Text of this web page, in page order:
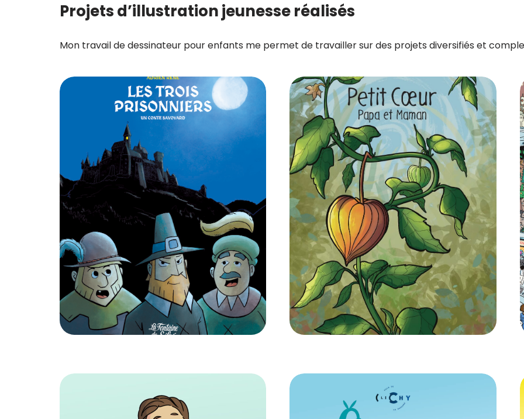
Projets d’illustration jeunesse réalisés
Mon travail de dessinateur pour enfants me permet de travailler sur des projets diversifiés et